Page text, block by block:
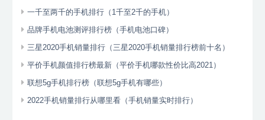
一千至两千的手机排行（1千至2千的手机）
品牌手机电池测评排行榜（手机电池口碑）
三星2020手机销量排行（三星2020手机销量排行榜前十名）
平价手机颜值排行榜最新（平价手机哪款性价比高2021）
联想5g手机排行榜（联想5g手机有哪些）
2022手机销量排行从哪里看（手机销量实时排行）